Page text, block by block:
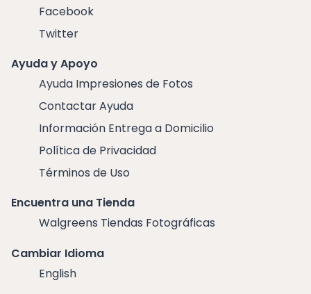
Facebook
Twitter
Ayuda y Apoyo
Ayuda Impresiones de Fotos
Contactar Ayuda
Información Entrega a Domicilio
Política de Privacidad
Términos de Uso
Encuentra una Tienda
Walgreens Tiendas Fotográficas
Cambiar Idioma
English